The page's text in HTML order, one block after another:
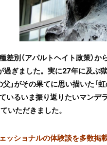
別（アパルトヘイト政策）
過ぎました。実に27年に及ぶ
父」がその果てに思い描いた
いるいま振り返りたいマンデ
いただきました。
ッショナルの体験談を多数掲